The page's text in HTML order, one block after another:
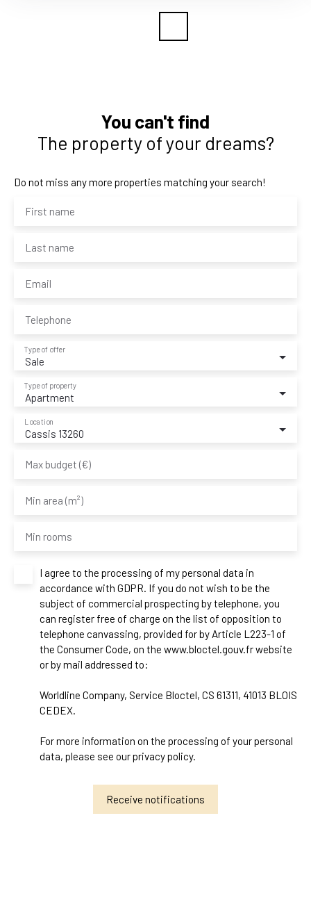
You can't find
The property of your dreams?
Do not miss any more properties matching your search!
First name
Last name
Email
Telephone
Sale
Type of offer
Apartment
Type of property
Cassis 13260
Location
Max budget (€)
Min area (m²)
Min rooms
I agree to the processing of my personal data in
accordance with GDPR. If you do not wish to be the
subject of commercial prospecting by telephone, you
can register free of charge on the list of opposition to
telephone canvassing, provided for by Article L223-1 of
the Consumer Code, on the www.bloctel.gouv.fr website
or by mail addressed to:
Worldline Company, Service Bloctel, CS 61311, 41013 BLOIS
CEDEX.
For more information on the processing of your personal
data, please see ourprivacy policy.
Receive notifications